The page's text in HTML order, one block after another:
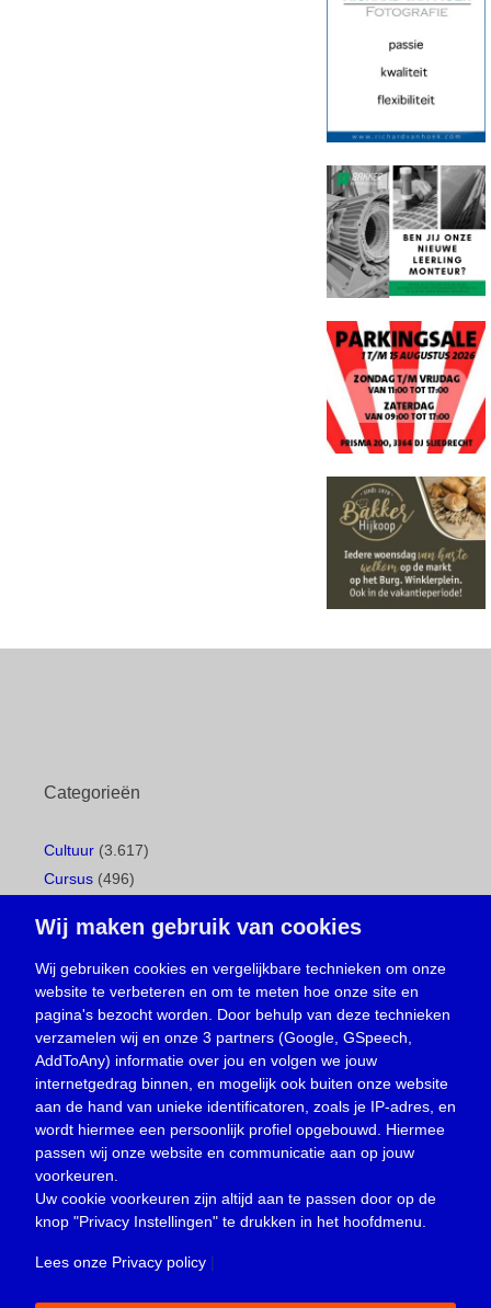
Categorieën
Cultuur (3.617)
Cursus (496)
Gemeentepagina(104)
Ingezonden brief(537)
Media(156)
Nieuws (23.329)
Oproep(734)
Overlijden(39)
Podcast(18)
prijsvraag (5)
Religie (1.438)
Service(226)
Wij maken gebruik van cookies
Wij gebruiken cookies en vergelijkbare technieken om onze
website te verbeteren en om te meten hoe onze site en
pagina's bezocht worden. Door behulp van deze technieken
verzamelen wij en onze 3 partners (Google, GSpeech,
AddToAny) informatie over jou en volgen we jouw
internetgedrag binnen, en mogelijk ook buiten onze website
aan de hand van unieke identificatoren, zoals je IP-adres, en
wordt hiermee een persoonlijk profiel opgebouwd. Hiermee
passen wij onze website en communicatie aan op jouw
voorkeuren.
Uw cookie voorkeuren zijn altijd aan te passen door op de
knop "Privacy Instellingen" te drukken in het hoofdmenu.
Lees onze Privacy policy |